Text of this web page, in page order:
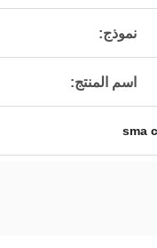
نموذج:
اسم المنتج:
sma